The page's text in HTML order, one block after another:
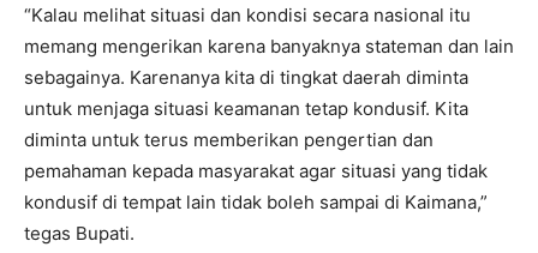
“Kalau melihat situasi dan kondisi secara nasional itu
memang mengerikan karena banyaknya stateman dan lain
sebagainya. Karenanya kita di tingkat daerah diminta
untuk menjaga situasi keamanan tetap kondusif. Kita
diminta untuk terus memberikan pengertian dan
pemahaman kepada masyarakat agar situasi yang tidak
kondusif di tempat lain tidak boleh sampai di Kaimana,”
tegas Bupati.